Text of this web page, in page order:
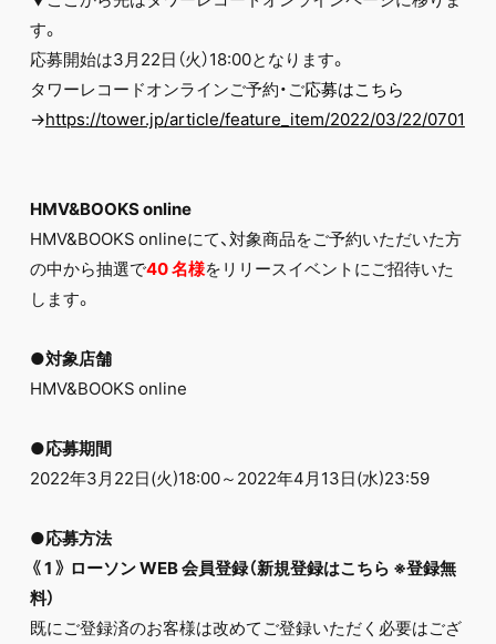
す。
応募開始は3月22日（火）18:00となります。
タワーレコードオンラインご予約・ご応募はこちら
→https://tower.jp/article/feature_item/2022/03/22/0701
HMV&BOOKS online
HMV&BOOKS onlineにて、対象商品をご予約いただいた方
の中から抽選で40名様をリリースイベントにご招待いた
します。
●対象店舗
HMV&BOOKS online
●応募期間
2022年3月22日(火)18:00～2022年4月13日(水)23:59
●応募方法
《1》 ローソンWEB会員登録（新規登録はこちら ※登録無
料）
既にご登録済のお客様は改めてご登録いただく必要はござ